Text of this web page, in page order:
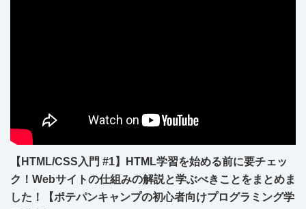
【HTML/CSS入門 #1】HTML学習を始める前に要チェッ
ク！Webサイトの仕組みの解説と学ぶべきことをまとめま
した！【ポテパンキャンプの初心者向けプログラミング学